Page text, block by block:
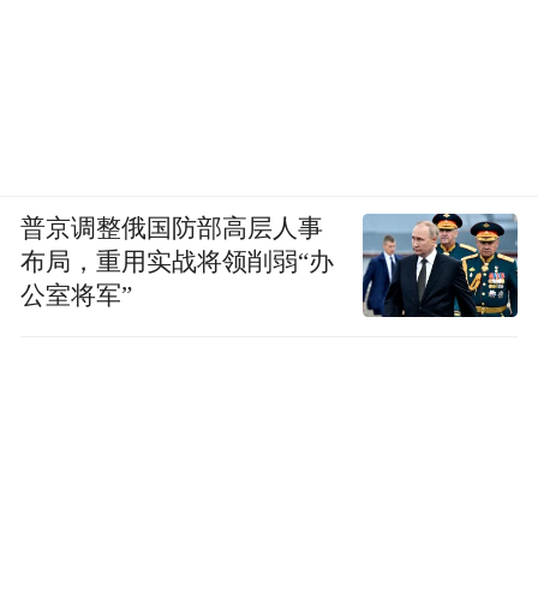
普京调整俄国防部高层人事
布局，重用实战将领削弱“办
公室将军”